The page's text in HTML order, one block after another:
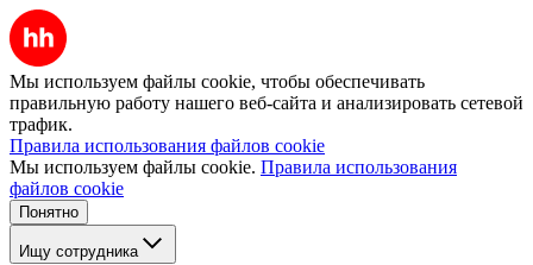
Мы используем файлы cookie, чтобы обеспечивать
правильную работу нашего веб-сайта и анализировать сетевой
трафик.
Правила использования файлов cookie
Мы используем файлы cookie. Правила использования
файлов cookie
Понятно
Ищу сотрудника